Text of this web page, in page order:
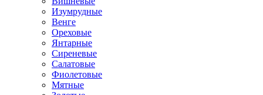
Изумрудные
Венге
Ореховые
Янтарные
Сиреневые
Салатовые
Фиолетовые
Мятные